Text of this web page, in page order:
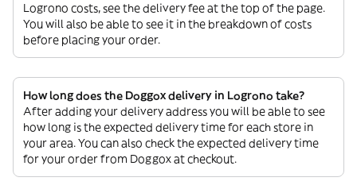
Logrono costs, see the delivery fee at the top of the page.
You will also be able to see it in the breakdown of costs
before placing your order.
How long does the Doggox delivery in Logrono take?
After adding your delivery address you will be able to see
how long is the expected delivery time for each store in
your area. You can also check the expected delivery time
for your order from Doggox at checkout.